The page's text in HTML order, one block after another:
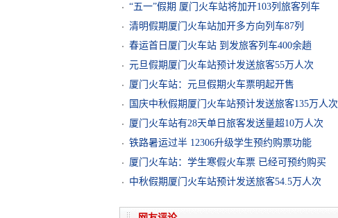
“五一”假期 厦门火车站将加开103列旅客列车
清明假期厦门火车站加开多方向列车87列
春运首日厦门火车站 到发旅客列车400余趟
元旦假期厦门火车站预计发送旅客55万人次
厦门火车站：元旦假期火车票明起开售
国庆中秋假期厦门火车站预计发送旅客135万人次
厦门火车站有28天单日旅客发送量超10万人次
铁路暑运过半 12306升级学生预约购票功能
厦门火车站：学生寒假火车票 已经可预约购买
中秋假期厦门火车站预计发送旅客54.5万人次